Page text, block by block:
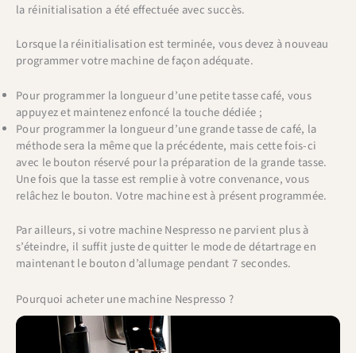
la réinitialisation a été effectuée avec succès.
Lorsque la réinitialisation est terminée, vous devez à nouveau
programmer votre machine de façon adéquate.
Pour programmer la longueur d’une petite tasse café, vous
appuyez et maintenez enfoncé la touche dédiée ;
Pour programmer la longueur d’une grande tasse de café, la
méthode sera la même que la précédente, mais cette fois-ci
avec le bouton réservé pour la préparation de la grande tasse.
Une fois que la tasse est remplie à votre convenance, vous
relâchez le bouton. Votre machine est à présent programmée.
Par ailleurs, si votre machine Nespresso ne parvient plus à
s’éteindre, il suffit juste de quitter le mode de détartrage en
maintenant le bouton d’allumage pendant 7 secondes.
Pourquoi acheter une machine Nespresso ?